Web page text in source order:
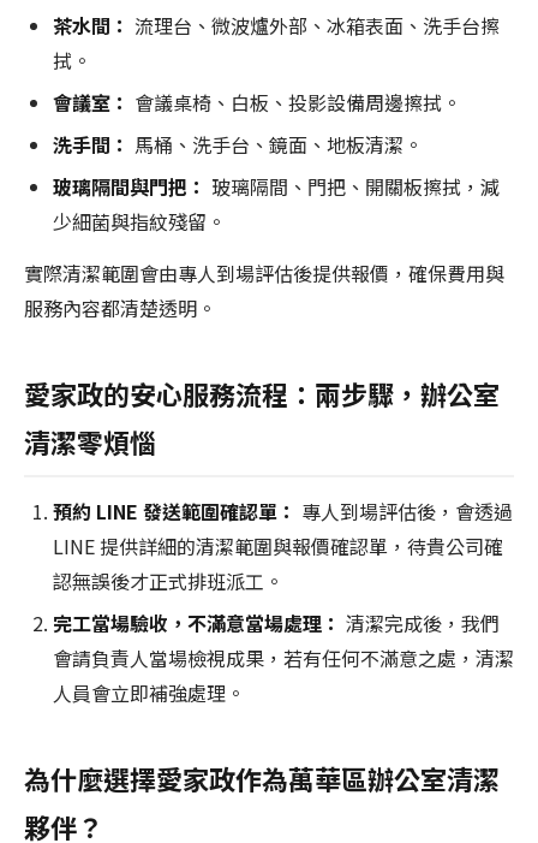
茶水間： 流理台、微波爐外部、冰箱表面、洗手台擦
拭。
會議室： 會議桌椅、白板、投影設備周邊擦拭。
洗手間： 馬桶、洗手台、鏡面、地板清潔。
玻璃隔間與門把： 玻璃隔間、門把、開關板擦拭，減
少細菌與指紋殘留。
實際清潔範圍會由專人到場評估後提供報價，確保費用與
服務內容都清楚透明。
愛家政的安心服務流程：兩步驟，辦公室
清潔零煩惱
預約 LINE 發送範圍確認單： 專人到場評估後，會透過
LINE 提供詳細的清潔範圍與報價確認單，待貴公司確
認無誤後才正式排班派工。
完工當場驗收，不滿意當場處理： 清潔完成後，我們
會請負責人當場檢視成果，若有任何不滿意之處，清潔
人員會立即補強處理。
為什麼選擇愛家政作為萬華區辦公室清潔
夥伴？